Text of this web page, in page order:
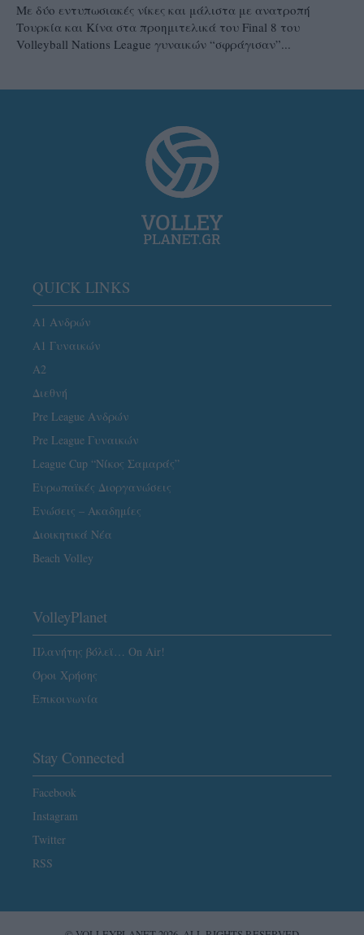
Με δύο εντυπωσιακές νίκες και μάλιστα με ανατροπή
Τουρκία και Κίνα στα προημιτελικά του Final 8 του
Volleyball Nations League γυναικών “σφράγισαν”...
QUICK LINKS
Α1 Ανδρών
Α1 Γυναικών
A2
Διεθνή
Pre League Ανδρών
Pre League Γυναικών
League Cup “Νίκος Σαμαράς”
Ευρωπαϊκές Διοργανώσεις
Ενώσεις – Ακαδημίες
Διοικητικά Νέα
Beach Volley
VolleyPlanet
Πλανήτης βόλεϊ… On Air!
Όροι Χρήσης
Επικοινωνία
Stay Connected
Facebook
Instagram
Twitter
RSS